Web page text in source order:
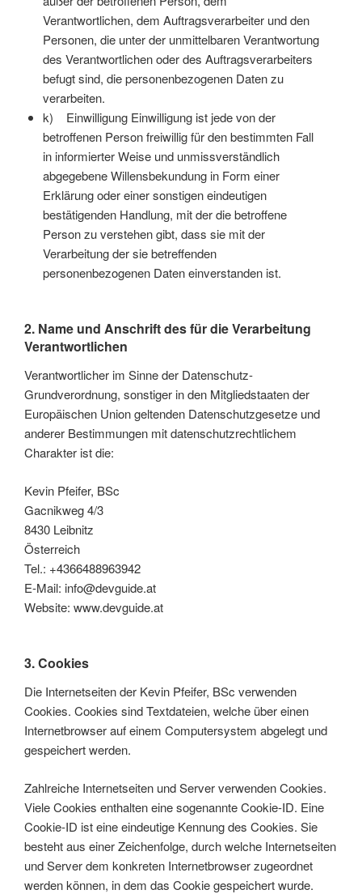
Verantwortlichen, dem Auftragsverarbeiter und den
Personen, die unter der unmittelbaren Verantwortung
des Verantwortlichen oder des Auftragsverarbeiters
befugt sind, die personenbezogenen Daten zu
verarbeiten.
k) Einwilligung Einwilligung ist jede von der
betroffenen Person freiwillig für den bestimmten Fall
in informierter Weise und unmissverständlich
abgegebene Willensbekundung in Form einer
Erklärung oder einer sonstigen eindeutigen
bestätigenden Handlung, mit der die betroffene
Person zu verstehen gibt, dass sie mit der
Verarbeitung der sie betreffenden
personenbezogenen Daten einverstanden ist.
2. Name und Anschrift des für die Verarbeitung
Verantwortlichen
Verantwortlicher im Sinne der Datenschutz-
Grundverordnung, sonstiger in den Mitgliedstaaten der
Europäischen Union geltenden Datenschutzgesetze und
anderer Bestimmungen mit datenschutzrechtlichem
Charakter ist die:
Kevin Pfeifer, BSc
Gacnikweg 4/3
8430 Leibnitz
Österreich
Tel.: +4366488963942
E-Mail: info@devguide.at
Website: www.devguide.at
3. Cookies
Die Internetseiten der Kevin Pfeifer, BSc verwenden
Cookies. Cookies sind Textdateien, welche über einen
Internetbrowser auf einem Computersystem abgelegt und
gespeichert werden.
Zahlreiche Internetseiten und Server verwenden Cookies.
Viele Cookies enthalten eine sogenannte Cookie-ID. Eine
Cookie-ID ist eine eindeutige Kennung des Cookies. Sie
besteht aus einer Zeichenfolge, durch welche Internetseiten
und Server dem konkreten Internetbrowser zugeordnet
werden können, in dem das Cookie gespeichert wurde.